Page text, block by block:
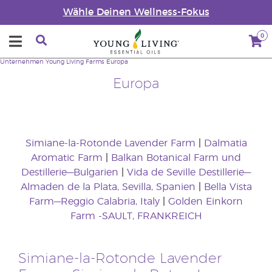
Wähle Deinen Wellness-Fokus
0
Europa
Unternehmen Young Living Farms Europa
Simiane-la-Rotonde Lavender Farm
Dalmatia
Aromatic Farm
Balkan Botanical Farm und
Destillerie—Bulgarien
Vida de Seville Destillerie—
Almaden de la Plata, Sevilla, Spanien
Bella Vista
Farm—Reggio Calabria, Italy
Golden Einkorn
Farm -SAULT, FRANKREICH
Simiane-la-Rotonde Lavender